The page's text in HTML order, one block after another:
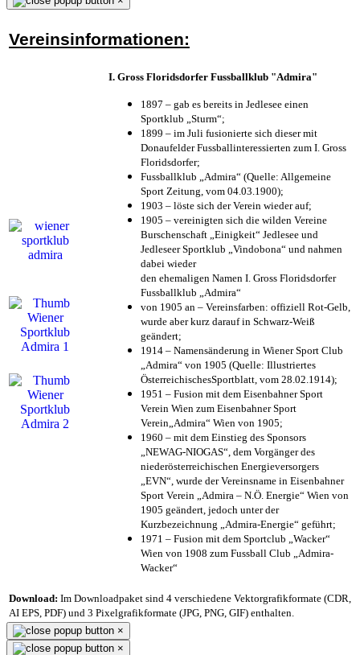
Vereinsinformationen:
I. Gross Floridsdorfer Fussballklub "Admira"
1897 – gab es bereits in Jedlesee einen
Sportklub „Sturm“;
1899 – im Juli fusionierte sich dieser mit
Donaufelder Fussballinteressierten zum I. Gross
Floridsdorfer;
Fussballklub „Admira“ (Quelle: Allgemeine
Sport Zeitung, vom 04.03.1900);
1903 – löste sich der Verein wieder auf;
1905 – vereinigten sich die wilden Vereine
Burschenschaft „Einigkeit“ Jedlesee und
Jedleseer Sportklub „Vindobona“ und nahmen
dabei wieder
den ehemaligen Namen I. Gross Floridsdorfer
Fussballklub „Admira“
von 1905 an – Vereinsfarben: offiziell Rot-Gelb,
wurde aber kurz darauf in Schwarz-Weiß
geändert;
1914 – Namensänderung in Wiener Sport Club
„Admira“ von 1905 (Quelle: Illustriertes
ÖsterreichischesSportblatt, vom 28.02.1914);
1951 – Fusion mit dem Eisenbahner Sport
Verein Wien zum Eisenbahner Sport
Verein„Admira“ Wien von 1905;
1960 – mit dem Einstieg des Sponsors
„NEWAG-NIOGAS“, dem Vorgänger des
niederösterreichischen Energieversorgers
„EVN“, wurde der Vereinsname in Eisenbahner
Sport Verein „Admira – N.Ö. Energie“ Wien von
1905 geändert, jedoch unter der
Kurzbezeichnung „Admira-Energie“ geführt;
1971 – Fusion mit dem Sportclub „Wacker“
Wien von 1908 zum Fussball Club „Admira-
Wacker“
Download: Im Downloadpaket sind 4 verschiedene Vektorgrafikformate (CDR,
AI EPS, PDF) und 3 Pixelgrafikformate (JPG, PNG, GIF) enthalten.
×
×